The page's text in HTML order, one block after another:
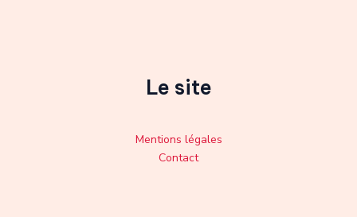
Le site
Mentions légales
Contact